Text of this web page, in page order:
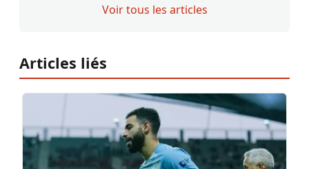
Voir tous les articles
Articles liés